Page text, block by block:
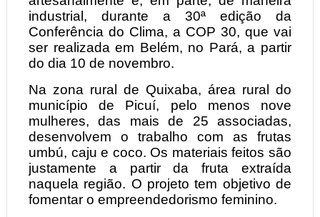
industrial, durante a 30ª edição da
Conferência do Clima, a COP 30, que vai
ser realizada em Belém, no Pará, a partir
do dia 10 de novembro.
Na zona rural de Quixaba, área rural do
município de Picuí, pelo menos nove
mulheres, das mais de 25 associadas,
desenvolvem o trabalho com as frutas
umbú, caju e coco. Os materiais feitos são
justamente a partir da fruta extraída
naquela região. O projeto tem objetivo de
fomentar o empreendedorismo feminino.